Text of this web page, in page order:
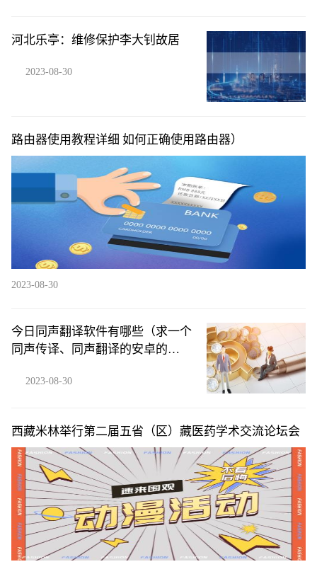
河北乐亭：维修保护李大钊故居
2023-08-30
路由器使用教程详细 如何正确使用路由器）
2023-08-30
今日同声翻译软件有哪些（求一个
同声传译、同声翻译的安卓的
2023-08-30
西藏米林举行第二届五省（区）藏医药学术交流论坛会